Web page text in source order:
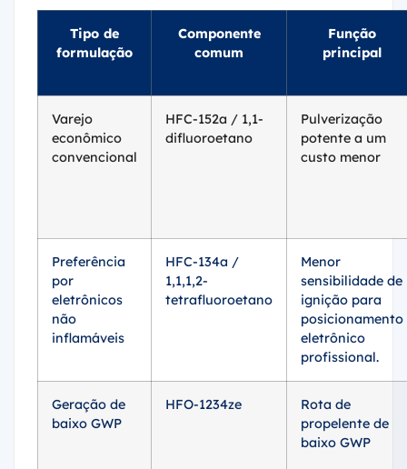
formulação
comum
principal
econômico
convencional
difluoroetano
potente a um
custo menor
por
eletrônicos
não
inflamáveis
1,1,1,2-
tetrafluoroetano
sensibilidade de
ignição para
posicionamento
eletrônico
profissional.
baixo GWP
propelente de
baixo GWP